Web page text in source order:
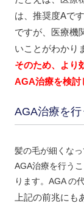
は、推奨度Aで
ですが、医療機
いことがわかり
そのため、より
AGA治療を検討
AGA治療を行
髪の毛が細くな
AGA治療を行う
ります。AGA の
上記の前兆に